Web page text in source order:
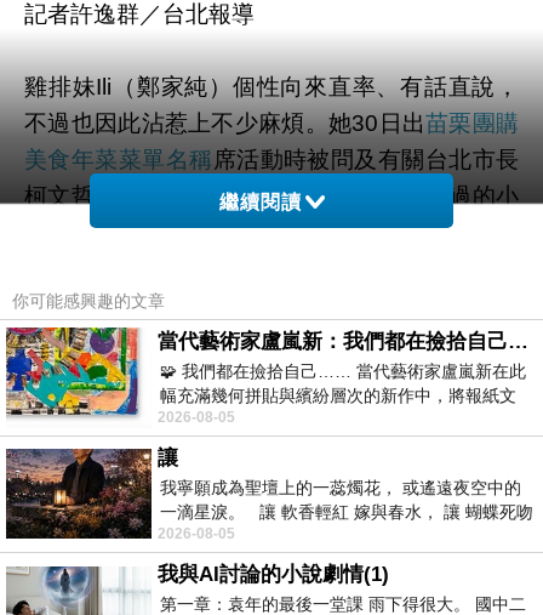
記者許逸群／台北報導
雞排妹Ili（鄭家純）個性向來直率、有話直說，
不過也因此沾惹上不少麻煩。她30日出苗栗團購
美食年菜菜單名稱席活動時被問及有關台北市長
柯文哲日前失言，以及曾在網路「交戰」過的小
歪變成同門師妹的事件，她變得相當保守，一概
集！！
▲雞排妹不再談論他人。（圖／記者陳明仁攝）
台北燒烤推薦台北市長柯文哲日前與英國交通部
長Baroness Kramer會面時不慎失言，對此，向
來對周遭時事話題相當的關心的雞排妹不願多
談；而曾在臉書交戰過的小模小歪成為同門師
妹，她也沒有多說感想，謹表示「不是師妹，說
繼續閱讀
你可能感興趣的文章
當代藝術家盧嵐新：我們都在撿拾自己，將散落的情緒與碎片，拼回生命完整的輪廓
🧩 我們都在撿拾自己…… 當代藝術家盧嵐新在此
幅充滿幾何拼貼與繽紛層次的新作中，將報紙文
字、彩色剪紙與明亮顏料層層
2026-08-05
讓
我寧願成為聖壇上的一蕊燭花， 或遙遠夜空中的
一滴星淚。 讓 軟香輕紅 嫁與春水， 讓 蝴蝶死吻
夏日最後一瓣玫瑰， 讓
2026-08-05
我與AI討論的小說劇情(1)
第一章：袁年的最後一堂課 雨下得很大。 國中二